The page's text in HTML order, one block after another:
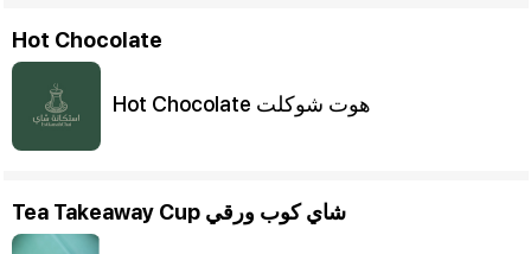
Hot Chocolate
Hot Chocolate هوت شوكلت
Tea Takeaway Cup شاي كوب ورقي